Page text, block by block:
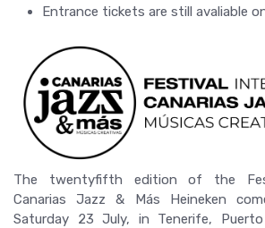
Entrance tickets are still avaliable
The twentyfifth edition of the
Canarias Jazz & Más Heineken
Saturday 23 July, in Tenerife,